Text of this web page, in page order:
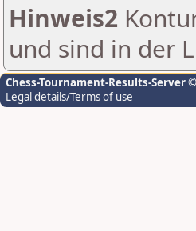
Hinweis2
und sind in der
Chess-Tournament-Results-Server
Legal details/Terms of use